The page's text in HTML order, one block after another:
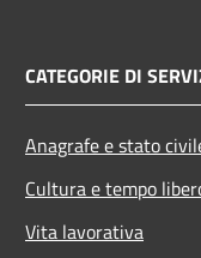
CATEGORIE DI
Anagrafe e stato
Cultura e tempo
Vita lavorativa